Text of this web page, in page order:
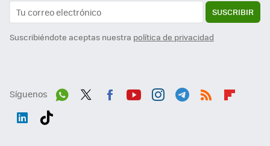
SUSCRIBIR
Suscribiéndote aceptas nuestra política de privacidad
Síguenos